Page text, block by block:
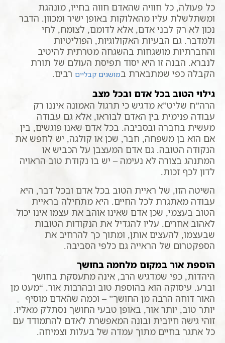
כל פעולה, כל חוויה שהאדם חווה בחייו, מונהגת
ומשתלשלת עליו מהאלוקות באופן ישיר ומכוון. הדבר
נכון לא רק לבני אדם, אלא לדומם, לצומח, לחי
ולמדבר. גם הבעיות האקולוגיות, הפוליטיות
והחברתיות מושגחות בהשגחה מטרתית להיטיב
לנברא. הבנה זו היא יסוד תפיסת העולם של תורת
הקבלה כפי שמתבארת במושגים קבליים רבים.
גילוי הטוב בכל אדם ובכל מצב
הרה”ח שליט”א מדגיש כי תרגול האמונה איננו רק
עבודה פנימית בין האדם לבוראו, אלא גם עבודה
מעשית בחברה ובסביבה. בכל אדם שאנו פוגשים, בין
אם הוא בן משפחה, חבר, שכן או קולגה, יש לחפש את
הנקודה הטובה. גם אדם המעצבן על הכביש או
המתנהג בצורה לא נעימה – יש בו נקודת טוב הראויה
לדון לכף זכות.
השיטה הזו, של ראיית הטוב בכל אדם ובכל דבר, היא
עבודה מאתגרת לכל החיים. היא מתחילה בראיית
הטוב בעצמי, שכן אדם שאינו אוהב את עצמו אינו יכול
לאהוב אחרים. עליו להגדיל את הנקודות הטובות
שבעצמו, להעצים אותן, ומתוך כך להרחיב את
הספקטרום של הראייה גם כלפי הסביבה.
הוספת אור במקום מלחמה בחושך
היהדות, כפי שמדגיש הרב, אינה מתעסקת בחושך
וברע. עיסוקה הוא בהוספת טוב ובהרבות אור. “מעט מן
האור דוחה הרבה מן החושך” – וכמה שהאדם מוסיף
יותר טוב, יותר אור, באופן טבעי החושך נסתלק מאליו.
זוהי גישה חיובית ובונה המאפשרת לאדם להתמודד עם
כל אתגר בחיים מתוך עמדה של בעלות וצמיחה.